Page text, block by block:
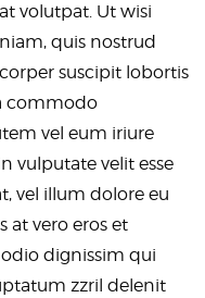
volutpat. Ut wisi
quis nostrud
suscipit lobortis
commodo
vel eum iriure
vulputate velit esse
vel illum dolore eu
at vero eros et
dignissim qui
zzril delenit